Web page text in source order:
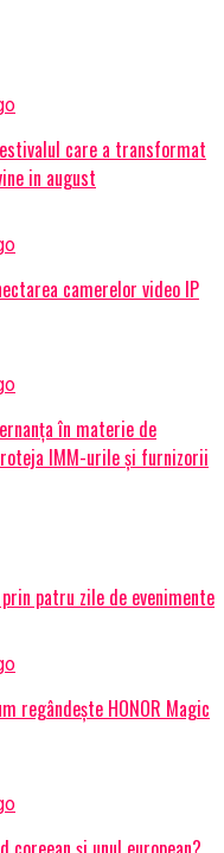
care a transformat
in august
camerelor video IP
în materie de
IMM-urile și furnizorii
patru zile de evenimente
regândește HONOR Magic